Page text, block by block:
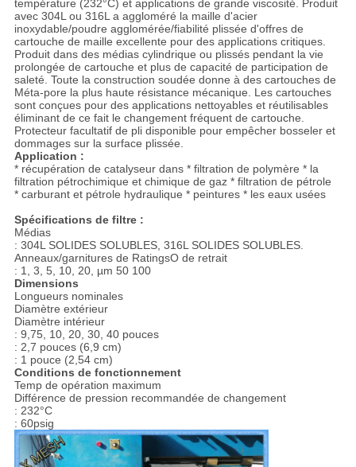
température (232°C) et applications de grande viscosité. Produit
avec 304L ou 316L a aggloméré la maille d'acier
inoxydable/poudre agglomérée/fiabilité plissée d'offres de
cartouche de maille excellente pour des applications critiques.
Produit dans des médias cylindrique ou plissés pendant la vie
prolongée de cartouche et plus de capacité de participation de
saleté. Toute la construction soudée donne à des cartouches de
Méta-pore la plus haute résistance mécanique. Les cartouches
sont conçues pour des applications nettoyables et réutilisables
éliminant de ce fait le changement fréquent de cartouche.
Protecteur facultatif de pli disponible pour empêcher bosseler et
dommages sur la surface plissée.
Application :
* récupération de catalyseur dans * filtration de polymère * la
filtration pétrochimique et chimique de gaz * filtration de pétrole
* carburant et pétrole hydraulique * peintures * les eaux usées
Spécifications de filtre :
Médias
: 304L SOLIDES SOLUBLES, 316L SOLIDES SOLUBLES.
Anneaux/garnitures de RatingsO de retrait
: 1, 3, 5, 10, 20, µm 50 100
Dimensions
Longueurs nominales
Diamètre extérieur
Diamètre intérieur
: 9,75, 10, 20, 30, 40 pouces
: 2,7 pouces (6,9 cm)
: 1 pouce (2,54 cm)
Conditions de fonctionnement
Temp de opération maximum
Différence de pression recommandée de changement
: 232°C
: 60psig